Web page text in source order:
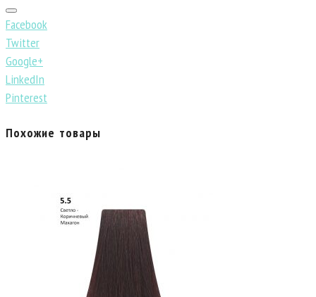
Facebook
Twitter
Google+
LinkedIn
Pinterest
Похожие товары